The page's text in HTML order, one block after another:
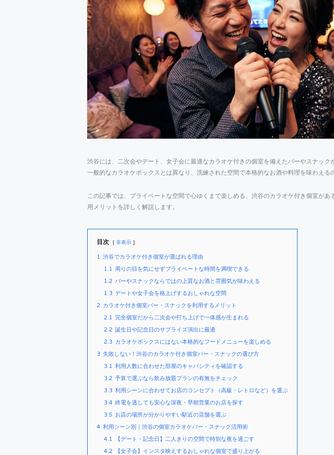
渋谷には、二次会やデート、女子会に最適なカラオケ付きの個室を備えたバーやスナック
一般的なカラオケボックスとは異なり、洗練された空間で本格的なお酒や料理を味わえる
この記事では、プライベートな空間で心ゆくまで楽しめる、渋谷のカラオケ付き個室があ
用メリットを詳しく解説します。
目次 非表示
1 渋谷でカラオケ付き個室が選ばれる理由
1.1
周りの目を気にせずプライベートな時間を満喫できる
1.2 バーやスナックならではの上質なお酒と雰囲気が味わえる
1.3 デートや女子会を格上げするおしゃれな空間
2 カラオケ付き個室バー・スナックを利用するメリット
2.1 完全個室だから二次会や打ち上げで一体感が生まれる
2.2 誕生日や記念日のサプライズ演出に最適
2.3 カラオケボックスにはない本格的なフードメニューを楽しめる
3 失敗しない！渋谷のカラオケ付き個室バー・スナックの選び方
3.1 利用人数に合わせた部屋のキャパシティを確認する
3.2 予算で選ぶなら飲み放題プランの有無をチェック
3.3 利用シーンに合わせてお店のコンセプト（高級・レトロなど）を選ぶ
3.4 終電を逃しても安心な深夜・早朝営業のお店を探す
3.5 お店の場所が分かりやすい駅近の店舗を選ぶ
4 利用シーン別｜渋谷の個室カラオケバー・スナック活用術
4.1
【デート・記念日】二人きりの空間で特別な夜を過ごす
4.2
【女子会】インスタ映えするおしゃれな個室で盛り上がる